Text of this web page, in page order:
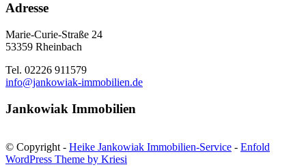
Adresse
Marie-Curie-Straße 24
53359 Rheinbach
Tel. 02226 911579
info@jankowiak-immobilien.de
Jankowiak Immobilien
© Copyright - Heike Jankowiak Immobilien-Service - Enfold
WordPress Theme by Kriesi